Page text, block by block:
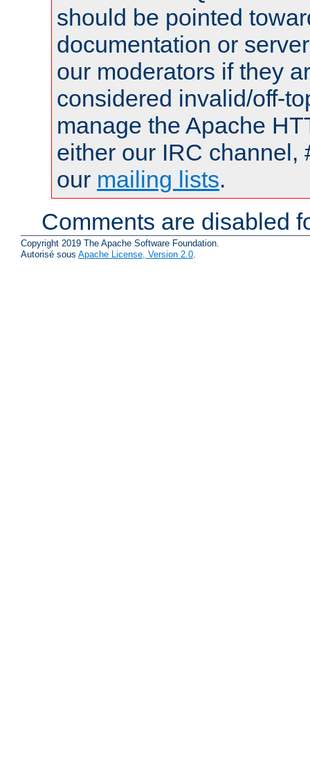
should be pointed
documentation or
our moderators if they
considered invalid/off-
manage the Apache
either our IRC channel,
our mailing lists.
Comments are disabled
Copyright 2019 The Apache Software Foundation.
Autorisé sous Apache License, Version 2.0.